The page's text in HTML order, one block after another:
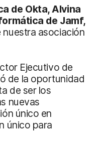
de Okta, Alvina
de Jamf,
nuestra asociación
Ejecutivo de
de la oportunidad
de ser los
nuevas
único en
único para